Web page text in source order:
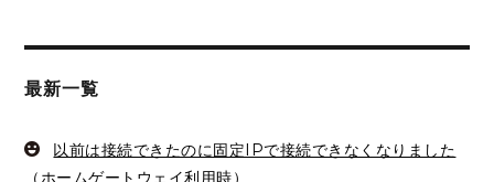
ビ
ゲ
シ
稿:
稿:
最新一覧
以前は接続できたのに固定IPで接続できなくなりました
（ホームゲートウェイ利用時）